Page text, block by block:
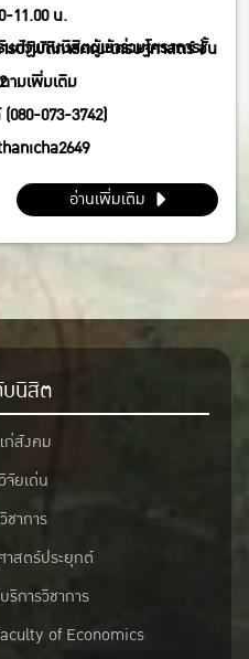
11.00 น.
รปฏิบัติการคณะเศรษฐศาสตร์ ชั้น
ตัวแทนนิสิตผู้เข้าร่วมโครงการ)
มเพิ่มเติม
073-3742)
(086-339-3381)
อ่านเพิ่มเติม
บนิสิต
ก่สังคม
จัยเด่น
ชาการ
าสตร์ประยุกต์
ริการวิชาการ
of Economics